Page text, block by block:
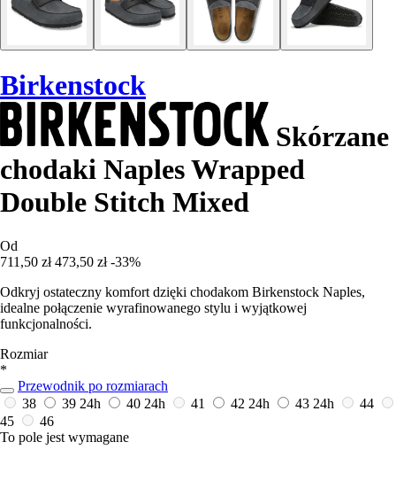
Birkenstock
Skórzane
chodaki Naples Wrapped
Double Stitch Mixed
Od
711,50 zł 473,50 zł -33%
Odkryj ostateczny komfort dzięki chodakom Birkenstock Naples,
idealne połączenie wyrafinowanego stylu i wyjątkowej
funkcjonalności.
Rozmiar
*
Przewodnik po rozmiarach
38
39 24h 40 24h 41 42 24h 43 24h
44
45
46
To pole jest wymagane